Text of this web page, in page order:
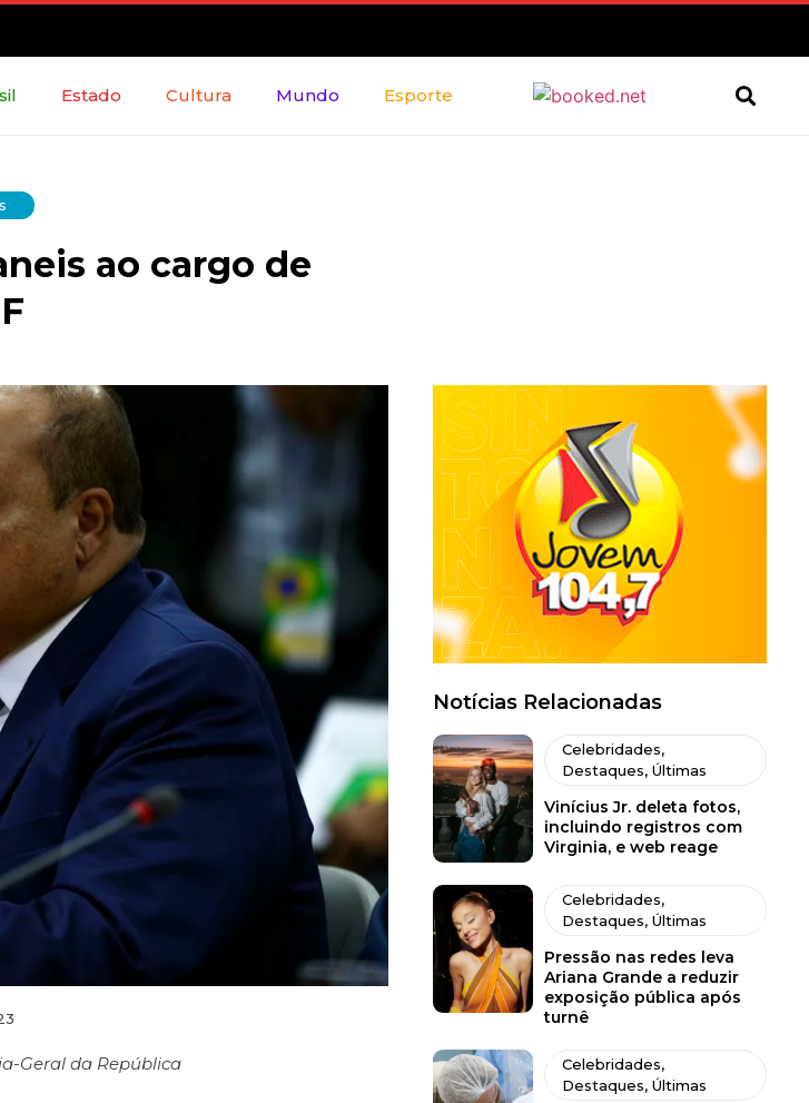
Estado Cultura Mundo Esporte
ao cargo de
Geral da República
Notícias Relacionadas
Celebridades,
Destaques, Últimas
Vinícius Jr. deleta fotos,
incluindo registros com
Virginia, e web reage
Celebridades,
Destaques, Últimas
Pressão nas redes leva
Ariana Grande a reduzir
exposição pública após
turnê
Celebridades,
Destaques, Últimas